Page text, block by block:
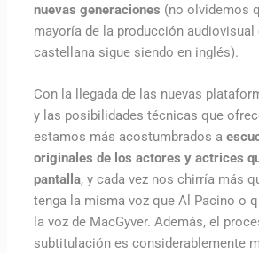
nuevas generaciones (no olvidemos
mayoría de la producción audiovisual
castellana sigue siendo en inglés).
Con la llegada de las nuevas
y las posibilidades técnicas que
estamos más acostumbrados a
originales de los actores y actrices
pantalla, y cada vez nos chirría más
tenga la misma voz que Al Pacino o
la voz de MacGyver. Además, el
subtitulación es considerablemente